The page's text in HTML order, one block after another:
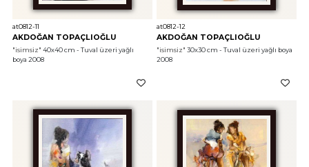
at0812-11
AKDOĞAN TOPAÇLIOĞLU
"isimsiz" 40x40 cm - Tuval üzeri yağlı
boya 2008
at0812-12
AKDOĞAN TOPAÇLIOĞLU
"isimsiz" 30x30 cm - Tuval üzeri yağlı boya
2008